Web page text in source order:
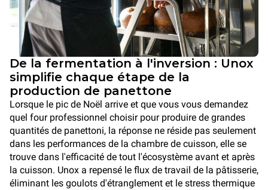
De la fermentation à l'inversion : Unox
simplifie chaque étape de la
production de panettone
Lorsque le pic de Noël arrive et que vous vous demandez
quel four professionnel choisir pour produire de grandes
quantités de panettoni, la réponse ne réside pas seulement
dans les performances de la chambre de cuisson, elle se
trouve dans l'efficacité de tout l'écosystème avant et après
la cuisson. Unox a repensé le flux de travail de la pâtisserie,
éliminant les goulots d'étranglement et le stress thermique